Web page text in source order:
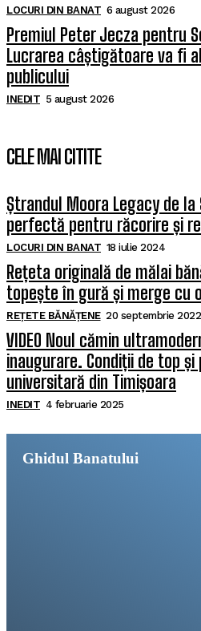
LOCURI DIN BANAT 6 august 2026
Premiul Peter Jecza pentru
Lucrarea câștigătoare va fi
publicului
INEDIT 5 august 2026
CELE MAI CITITE
Ștrandul Moora Legacy de
perfectă pentru răcorire și
LOCURI DIN BANAT 18 iulie 2024
Rețeta originală de mălai
topește în gură și merge cu
REȚETE BĂNĂȚENE 20 septembrie 2022
VIDEO Noul cămin
inaugurare. Condiții de top
universitară din Timișoara
INEDIT 4 februarie 2025
Ghidul Banatului